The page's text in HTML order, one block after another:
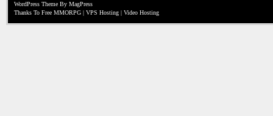
WordPress Theme By MagPress
Thanks To Free MMORPG | VPS Hosting | Video Hosting